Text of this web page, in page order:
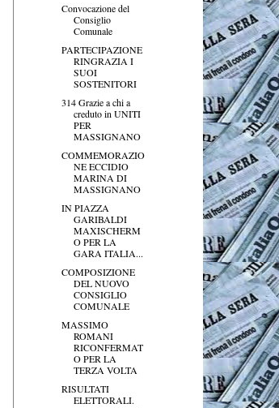
Convocazione del
Consiglio
Comunale
PARTECIPAZIONE
RINGRAZIA I
SUOI
SOSTENITORI
314 Grazie a chi a
creduto in UNITI
PER
MASSIGNANO
COMMEMORAZIO
NE ECCIDIO
MARINA DI
MASSIGNANO
IN PIAZZA
GARIBALDI
MAXISCHERM
O PER LA
GARA ITALIA...
COMPOSIZIONE
DEL NUOVO
CONSIGLIO
COMUNALE
MASSIMO
ROMANI
RICONFERMAT
O PER LA
TERZA VOLTA
RISULTATI
ELETTORALI.